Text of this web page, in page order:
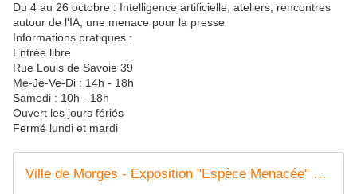
Du 4 au 26 octobre : Intelligence artificielle, ateliers, rencontres
autour de l'IA, une menace pour la presse
Informations pratiques :
Entrée libre
Rue Louis de Savoie 39
Me-Je-Ve-Di : 14h - 18h
Samedi : 10h - 18h
Ouvert les jours fériés
Fermé lundi et mardi
Ville de Morges - Exposition "Espèce Menacée" à la Maison du Dessin de Presse